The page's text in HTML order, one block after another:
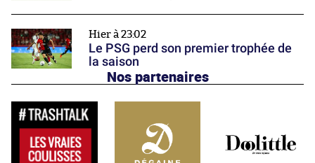
Hier à 23:02
Le PSG perd son premier trophée de
la saison
Nos partenaires